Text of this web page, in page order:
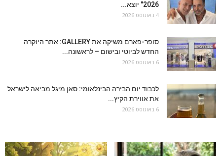
2026" יוצא...
4 באוגוסט 2026
סופר-פארם משיקה את GALLERY: אתר היוקרה
החדש לביוטי ובישום – לראשונה...
6 באוגוסט 2026
לכבוד יום הבירה הבינלאומי: סאן מיגל מביאה לישראל
את אווירת הקיץ...
6 באוגוסט 2026